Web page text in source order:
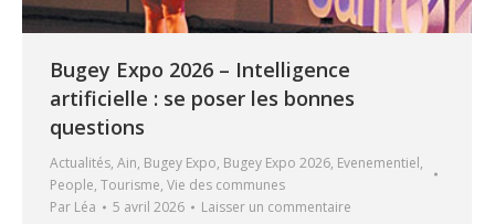
Bugey Expo 2026 – Intelligence
artificielle : se poser les bonnes
questions
Actualités, Ain, Bugey Expo, Bugey Expo 2026, Evenementiel,
People, Tourisme, Vie des communes
Par Léa 5 avril 2026 Laisser un commentaire